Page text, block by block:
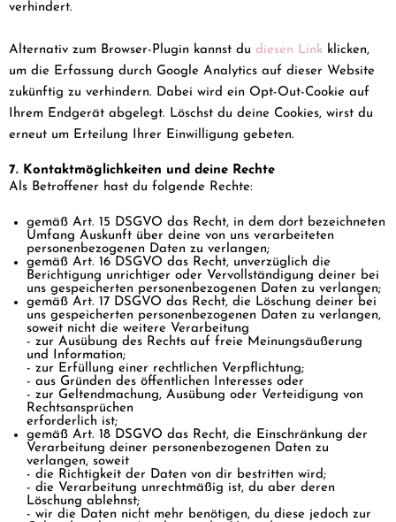
verhindert.
Alternativ zum Browser-Plugin kannst du diesen Link klicken,
um die Erfassung durch Google Analytics auf dieser Website
zukünftig zu verhindern. Dabei wird ein Opt-Out-Cookie auf
Ihrem Endgerät abgelegt. Löschst du deine Cookies, wirst du
erneut um Erteilung Ihrer Einwilligung gebeten.
7. Kontaktmöglichkeiten und deine Rechte
Als Betroffener hast du folgende Rechte:
gemäß Art. 15 DSGVO das Recht, in dem dort bezeichneten
Umfang Auskunft über deine von uns verarbeiteten
personenbezogenen Daten zu verlangen;
gemäß Art. 16 DSGVO das Recht, unverzüglich die
Berichtigung unrichtiger oder Vervollständigung deiner bei
uns gespeicherten personenbezogenen Daten zu verlangen;
gemäß Art. 17 DSGVO das Recht, die Löschung deiner bei
uns gespeicherten personenbezogenen Daten zu verlangen,
soweit nicht die weitere Verarbeitung
- zur Ausübung des Rechts auf freie Meinungsäußerung
und Information;
- zur Erfüllung einer rechtlichen Verpflichtung;
- aus Gründen des öffentlichen Interesses oder
- zur Geltendmachung, Ausübung oder Verteidigung von
Rechtsansprüchen
erforderlich ist;
gemäß Art. 18 DSGVO das Recht, die Einschränkung der
Verarbeitung deiner personenbezogenen Daten zu
verlangen, soweit
- die Richtigkeit der Daten von dir bestritten wird;
- die Verarbeitung unrechtmäßig ist, du aber deren
Löschung ablehnst;
- wir die Daten nicht mehr benötigen, du diese jedoch zur